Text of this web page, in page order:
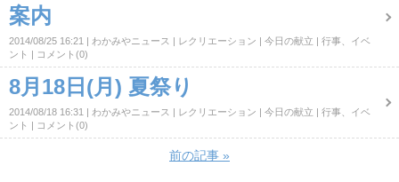
案内
2014/08/25 16:21 わかみやニュース レクリエーション 今日の献立
行事、イベ
ント
コメント(0)
8月18日(月) 夏祭り
2014/08/18 16:31 わかみやニュース レクリエーション 今日の献立
行事、イベ
ント
コメント(0)
前の記事 »